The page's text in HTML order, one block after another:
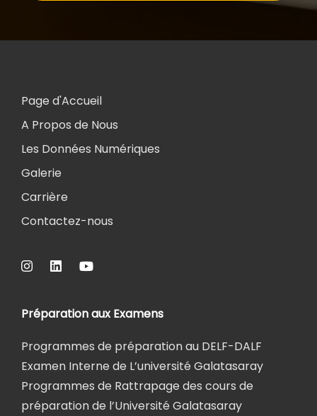
Page d'Accueil
A Propos de Nous
Les Données Numériques
Galerie
Carrière
Contactez-nous
Préparation aux Examens
Programmes de préparation au DELF-DALF
Examen Interne de L’université Galatasaray
Programmes de Rattrapage des cours de
préparation de l’Université Galatasaray